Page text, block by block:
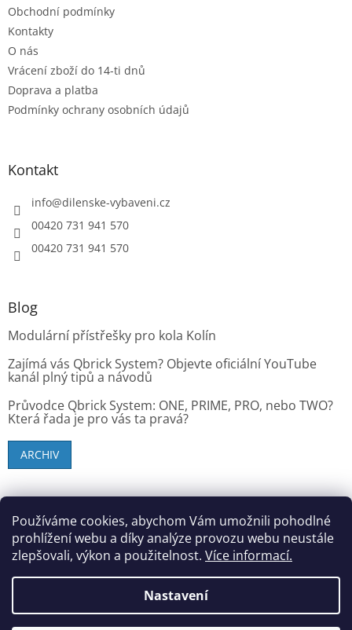
Používáme cookies, abychom Vám umožnili pohodlné
prohlížení webu a díky analýze provozu webu neustále
zlepšovali, výkon a použitelnost. Více informací.
Nastavení
p
i
Obchodní podmínky
Kontakty
O nás
Vrácení zboží do 14-ti dnů
Doprava a platba
Podmínky ochrany osobních údajů
Kontakt
info@dilenske-vybaveni.cz
00420 731 941 570
00420 731 941 570
Blog
Modulární přístřešky pro kola Kolín
Zajímá vás Qbrick System? Objevte oficiální YouTube
kanál plný tipů a návodů
Průvodce Qbrick System: ONE, PRIME, PRO, nebo TWO?
Která řada je pro vás ta pravá?
ARCHIV